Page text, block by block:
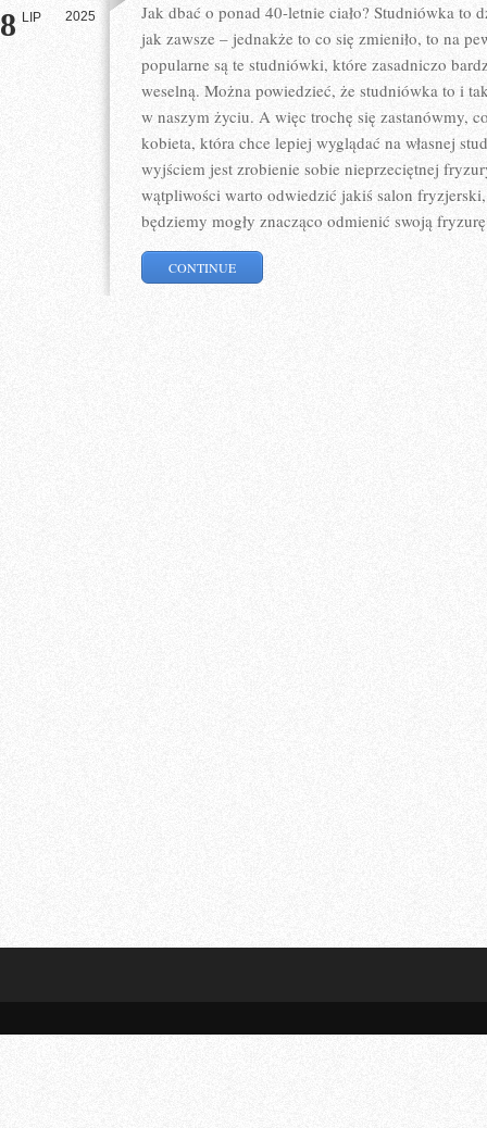
8 LIP 2025
Jak dbać o ponad 40-letnie ciało? Studniówka to
jak zawsze – jednakże to co się zmieniło, to na
popularne są te studniówki, które zasadniczo
weselną. Można powiedzieć, że studniówka to i
w naszym życiu. A więc trochę się zastanówmy,
kobieta, która chce lepiej wyglądać na własnej
wyjściem jest zrobienie sobie nieprzeciętnej
wątpliwości warto odwiedzić jakiś salon
będziemy mogły znacząco odmienić swoją fryzurę
CONTINUE